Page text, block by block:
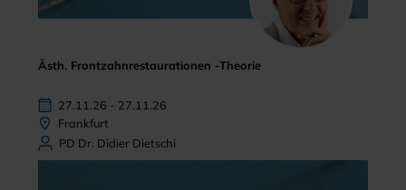
Ästh. Frontzahnrestaurationen -Theorie
27.11.26 - 27.11.26
Frankfurt
PD Dr. Didier Dietschi